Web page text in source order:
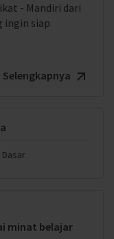
- Mandiri dari
ingin siap
Selengkapnya
minat belajar